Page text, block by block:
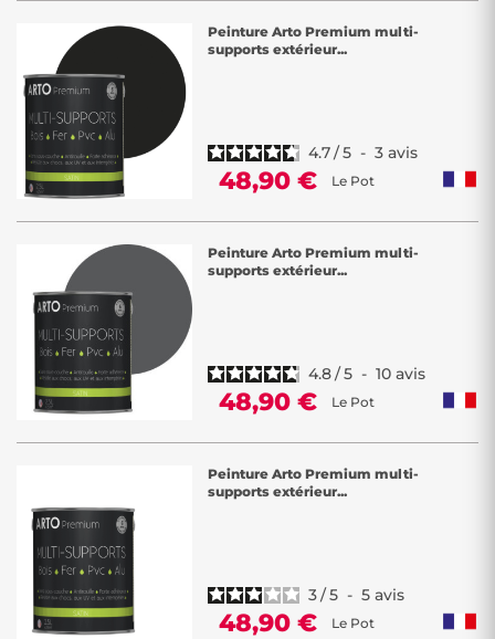
Peinture Arto Premium multi-
supports extérieur...
4.7/5 - 3 avis
48,90 € Le Pot
Peinture Arto Premium multi-
supports extérieur...
4.8/5 - 10 avis
48,90 € Le Pot
Peinture Arto Premium multi-
supports extérieur...
3/5 - 5 avis
48,90 € Le Pot